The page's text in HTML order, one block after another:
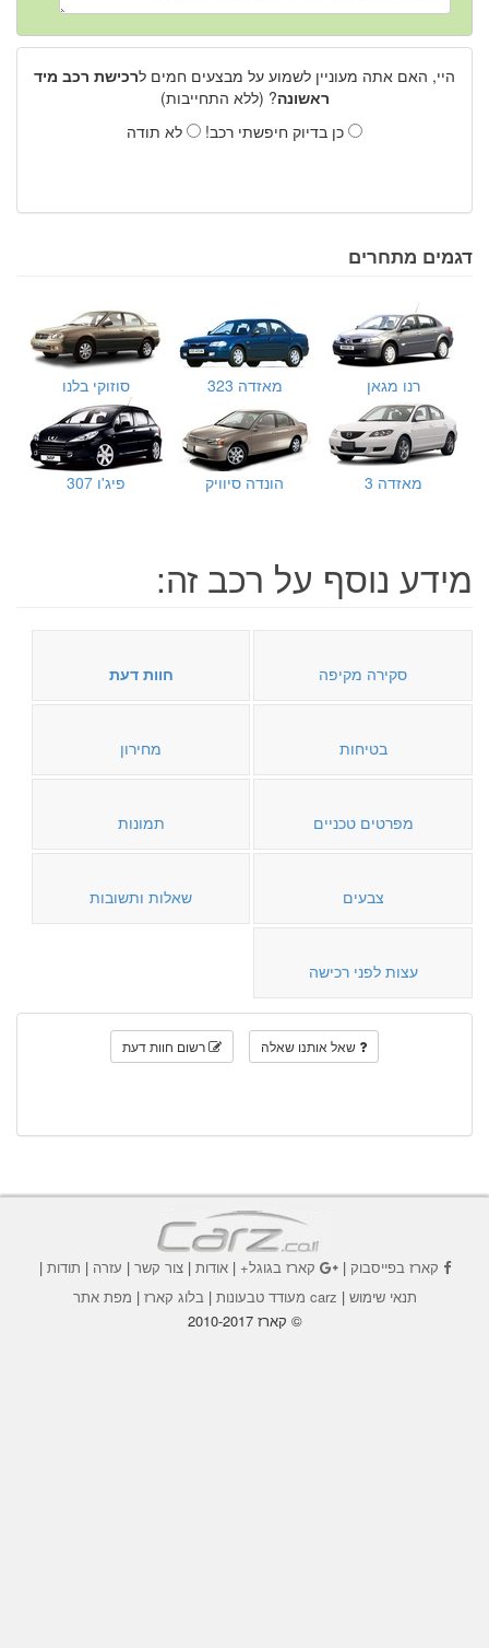
היי, האם אתה מעוניין לשמוע על מבצעים חמים לרכישת רכב מיד
ראשונה? (ללא התחייבות)
כן בדיוק חיפשתי רכב!
לא תודה
דגמים מתחרים
רנו מגאן מאזדה 323 סוזוקי בלנו
מאזדה 3 הונדה סיוויק פיג'ו 307
מידע נוסף על רכב זה:
סקירה מקיפה חוות דעת
בטיחות מחירון
מפרטים טכניים תמונות
צבעים שאלות ותשובות
עצות לפני רכישה
שאל אותנו שאלה רשום חוות דעת
קארז בפייסבוק| קארז בגוגל+|אודות |צור קשר | עזרה | תודות |
תנאי שימוש | carz מעודד טבעונות | בלוג קארז | מפת אתר
© קארז 2010-2017